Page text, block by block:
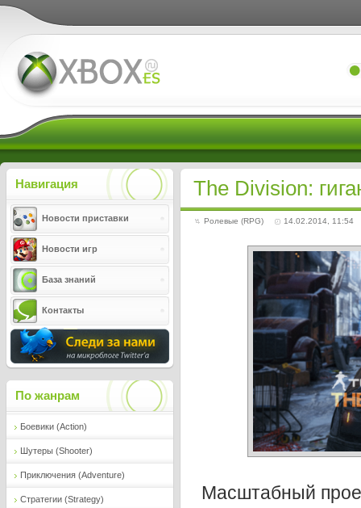
The Division:
Ролевые (RPG) 14.02.2014, 11:54
Масштабный
Навигация
Новости приставки
Новости игр
База знаний
Контакты
По жанрам
Боевики (Action)
Шутеры (Shooter)
Приключения (Adventure)
Стратегии (Strategy)